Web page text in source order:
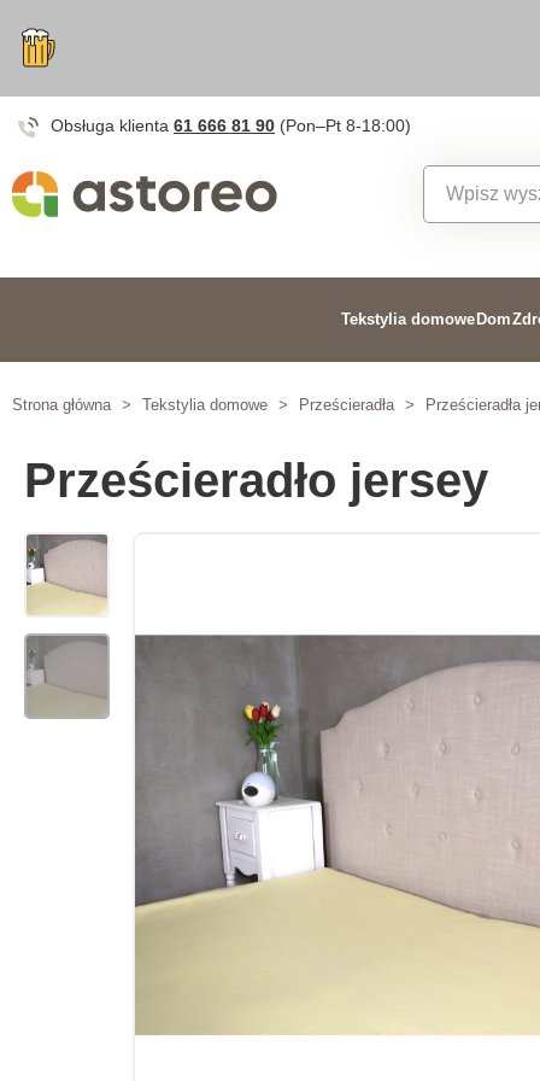
Obsługa klienta 61 666 81 90 (Pon–Pt 8-18:00)
Tekstylia domowe Dom
Strona główna > Tekstylia domowe > Prześcieradła > Prześcieradła
Prześcieradło jersey